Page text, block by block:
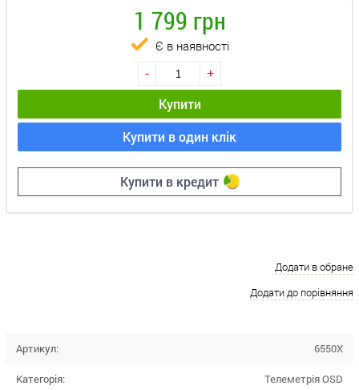
1 799 грн
Є в наявності
- +
Купити
Купити в один клік
Купити в кредит
Додати в обране
Додати до порівняння
Артикул: 6550X
Категорія: Телеметрія OSD